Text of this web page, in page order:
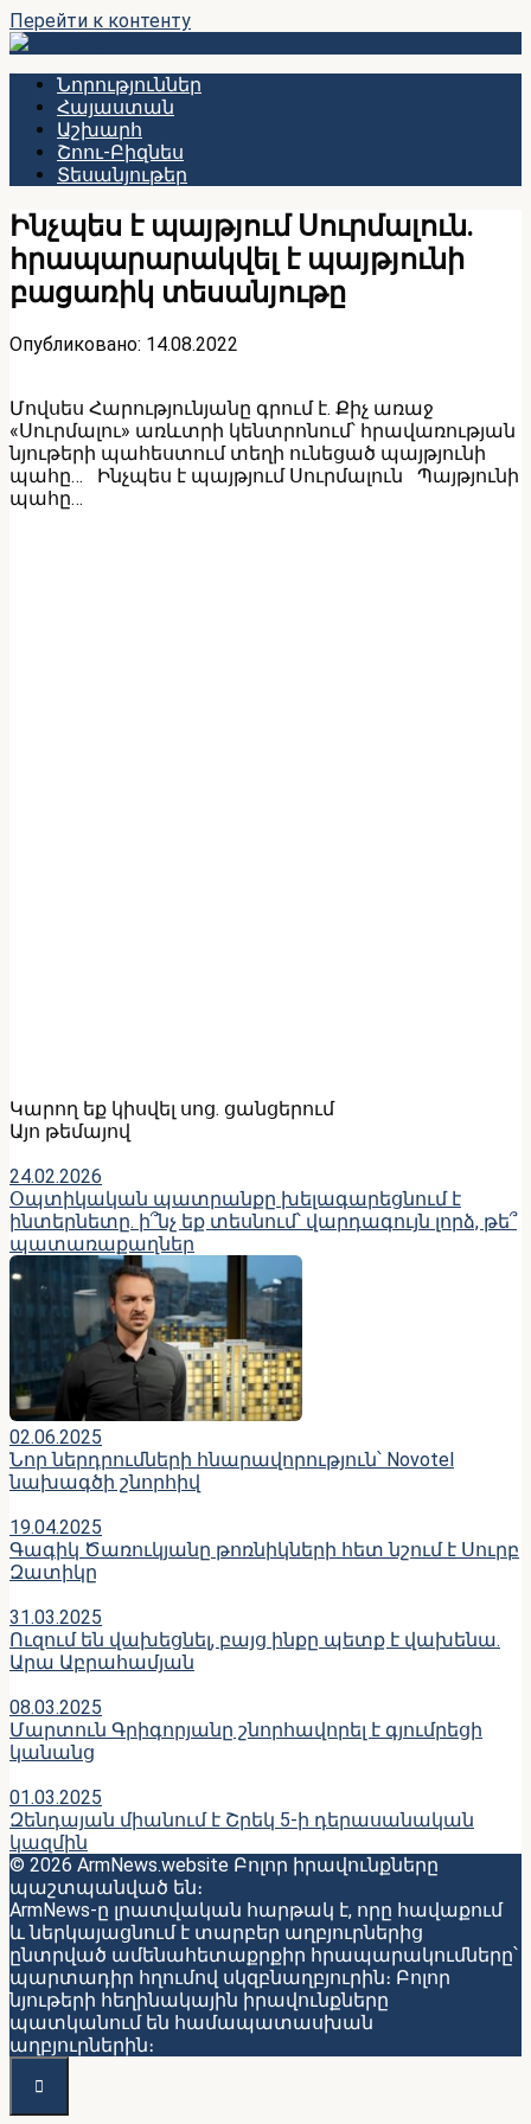
Перейти к контенту
Նորություններ
Հայաստան
Աշխարհ
Շոու-Բիզնես
Տեսանյութեր
Ինչպես է պայթյում Սուրմալուն.
հրապարարակվել է պայթյունի
բացառիկ տեսանյութը
Опубликовано: 14.08.2022
Մովսես Հարությունյանը գրում է. Քիչ առաջ
«Սուրմալու» առևտրի կենտրոնում՝ հրավառության
նյութերի պահեստում տեղի ունեցած պայթյունի
պահը… Ինչպես է պայթյում Սուրմալուն Պայթյունի
պահը…
Կարող եք կիսվել սոց․ ցանցերում
Այո թեմայով
24.02.2026
Օպտիկական պատրանքը խելագարեցնում է
ինտերնետը. ի՞նչ եք տեսնում՝ վարդագույն լորձ, թե՞
պատառաքաղներ
02.06.2025
Նոր ներդրումների հնարավորություն՝ Novotel
նախագծի շնորհիվ
19.04.2025
Գագիկ Ծառուկյանը թոռնիկների հետ նշում է Սուրբ
Զատիկը
31.03.2025
Ուզում են վախեցնել, բայց ինքը պետք է վախենա․
Արա Աբրահամյան
08.03.2025
Մարտուն Գրիգորյանը շնորհավորել է գյումրեցի
կանանց
01.03.2025
Զենդայան միանում է Շրեկ 5-ի դերասանական
կազմին
© 2026 ArmNews.website Բոլոր իրավունքները
պաշտպանված են։
ArmNews-ը լրատվական հարթակ է, որը հավաքում
և ներկայացնում է տարբեր աղբյուրներից
ընտրված ամենահետաքրքիր հրապարակումները՝
պարտադիր հղումով սկզբնաղբյուրին։ Բոլոր
նյութերի հեղինակային իրավունքները
պատկանում են համապատասխան
աղբյուրներին։